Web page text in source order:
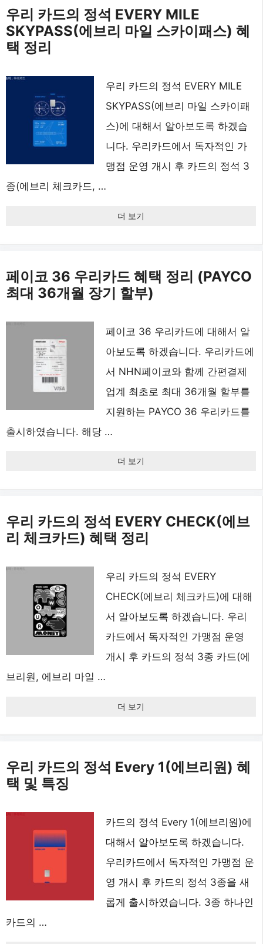
우리 카드의 정석 EVERY MILE
SKYPASS(에브리 마일 스카이패스) 혜
택 정리
우리 카드의 정석 EVERY MILE
SKYPASS(에브리 마일 스카이패
스)에 대해서 알아보도록 하겠습
니다. 우리카드에서 독자적인 가
맹점 운영 개시 후 카드의 정석 3
종(에브리 체크카드, …
더 보기
페이코 36 우리카드 혜택 정리 (PAYCO
최대 36개월 장기 할부)
페이코 36 우리카드에 대해서 알
아보도록 하겠습니다. 우리카드에
서 NHN페이코와 함께 간편결제
업계 최초로 최대 36개월 할부를
지원하는 PAYCO 36 우리카드를
출시하였습니다. 해당 …
더 보기
우리 카드의 정석 EVERY CHECK(에브
리 체크카드) 혜택 정리
우리 카드의 정석 EVERY
CHECK(에브리 체크카드)에 대해
서 알아보도록 하겠습니다. 우리
카드에서 독자적인 가맹점 운영
개시 후 카드의 정석 3종 카드(에
브리원, 에브리 마일 …
더 보기
우리 카드의 정석 Every 1(에브리원) 혜
택 및 특징
카드의 정석 Every 1(에브리원)에
대해서 알아보도록 하겠습니다.
우리카드에서 독자적인 가맹점 운
영 개시 후 카드의 정석 3종을 새
롭게 출시하였습니다. 3종 하나인
카드의 …